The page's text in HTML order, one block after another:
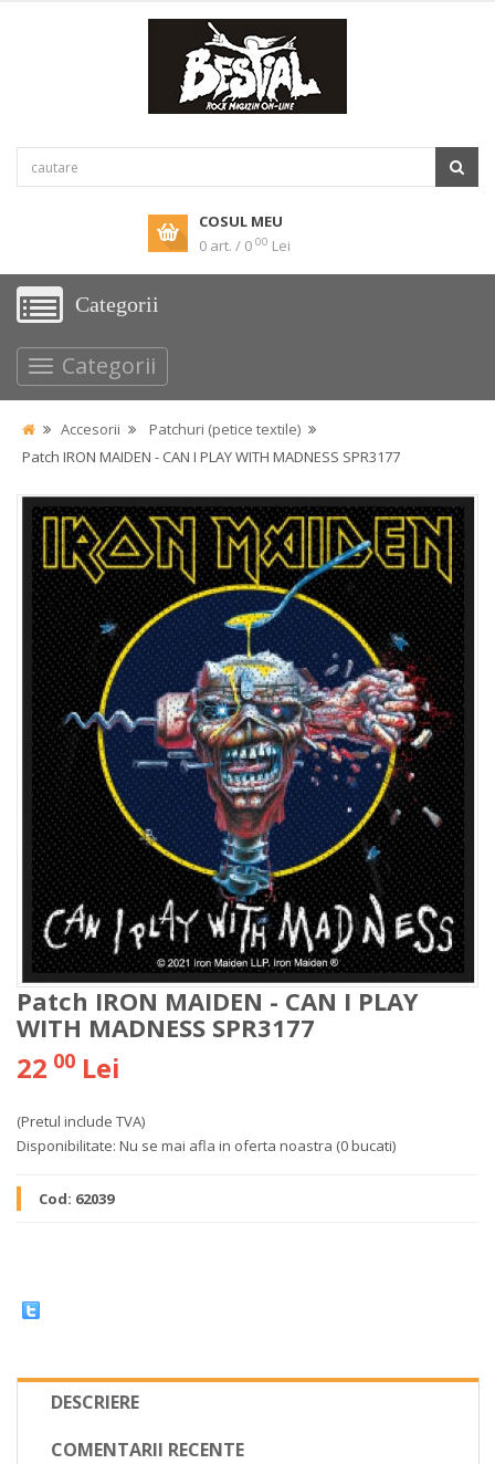
COSUL MEU
0 art. / 0 00 Lei
Categorii
Categorii
Accesorii
Patchuri (petice textile)
Patch IRON MAIDEN - CAN I PLAY WITH MADNESS SPR3177
Patch IRON MAIDEN - CAN I PLAY
WITH MADNESS SPR3177
22 00 Lei
(Pretul include TVA)
Disponibilitate: Nu se mai afla in oferta noastra (0 bucati)
Cod: 62039
DESCRIERE
COMENTARII RECENTE